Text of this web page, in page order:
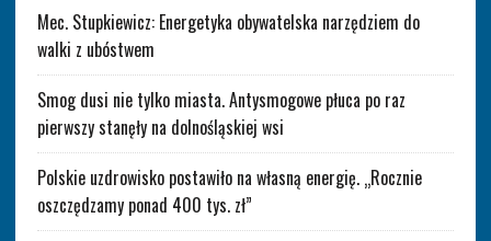
Mec. Stupkiewicz: Energetyka obywatelska narzędziem do
walki z ubóstwem
Smog dusi nie tylko miasta. Antysmogowe płuca po raz
pierwszy stanęły na dolnośląskiej wsi
Polskie uzdrowisko postawiło na własną energię. „Rocznie
oszczędzamy ponad 400 tys. zł”